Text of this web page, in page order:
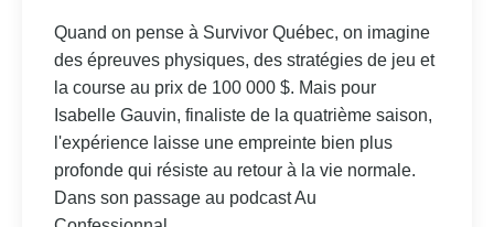
Quand on pense à Survivor Québec, on imagine
des épreuves physiques, des stratégies de jeu et
la course au prix de 100 000 $. Mais pour
Isabelle Gauvin, finaliste de la quatrième saison,
l'expérience laisse une empreinte bien plus
profonde qui résiste au retour à la vie normale.
Dans son passage au podcast Au